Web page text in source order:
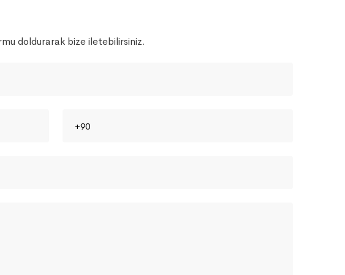
doldurarak bize iletebilirsiniz.